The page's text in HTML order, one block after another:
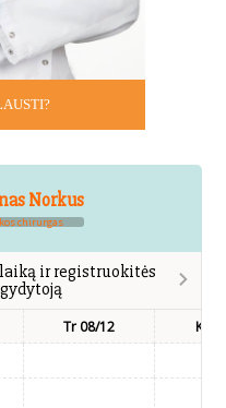
Norkus
chirurgas
ir registruokitės
Tr 08/12 Kt